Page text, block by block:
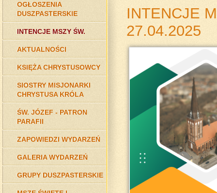
OGŁOSZENIA
DUSZPASTERSKIE
INTENCJE MSZY ŚW.
AKTUALNOŚCI
KSIĘŻA CHRYSTUSOWCY
SIOSTRY MISJONARKI
CHRYSTUSA KRÓLA
ŚW. JÓZEF - PATRON
PARAFII
ZAPOWIEDZI WYDARZEŃ
GALERIA WYDARZEŃ
GRUPY DUSZPASTERSKIE
INTENCJE
27.04.2025